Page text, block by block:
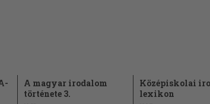
462
Marczali Henriktől
A magyar irodalom
története 3.
Középiskolai
lexikon